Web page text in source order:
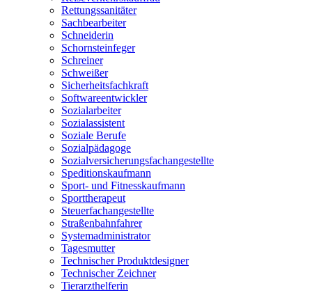
Rettungssanitäter
Sachbearbeiter
Schneiderin
Schornsteinfeger
Schreiner
Schweißer
Sicherheitsfachkraft
Softwareentwickler
Sozialarbeiter
Sozialassistent
Soziale Berufe
Sozialpädagoge
Sozialversicherungsfachangestellte
Speditionskaufmann
Sport- und Fitnesskaufmann
Sporttherapeut
Steuerfachangestellte
Straßenbahnfahrer
Systemadministrator
Tagesmutter
Technischer Produktdesigner
Technischer Zeichner
Tierarzthelferin